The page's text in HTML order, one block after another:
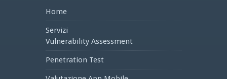
Home
Servizi
Vulnerability Assessment
Penetration Test